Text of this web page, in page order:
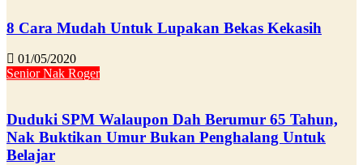
8 Cara Mudah Untuk Lupakan Bekas Kekasih
01/05/2020
Senior Nak Roger
Duduki SPM Walaupon Dah Berumur 65 Tahun,
Nak Buktikan Umur Bukan Penghalang Untuk
Belajar